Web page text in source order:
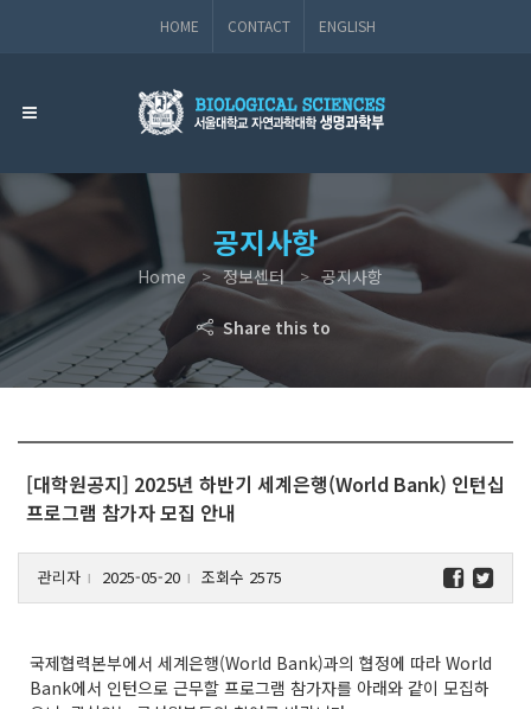
HOME CONTACT ENGLISH
공지사항
Home 정보센터 공지사항
Share this to
[대학원공지] 2025년 하반기 세계은행(World Bank) 인턴십
프로그램 참가자 모집 안내
관리자 l 2025-05-20 l 조회수 2575
국제협력본부에서 세계은행(World Bank)과의 협정에 따라 World
Bank에서 인턴으로 근무할 프로그램 참가자를 아래와 같이 모집하